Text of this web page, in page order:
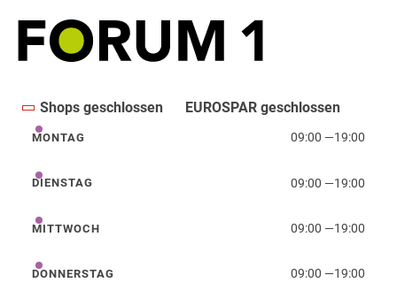
Shops geschlossen EUROSPAR geschlossen
Montag
MONTAG 09:00 —19:00
Dienstag
DIENSTAG 09:00 —19:00
Mittwoch
MITTWOCH 09:00 —19:00
Donnerstag
DONNERSTAG 09:00 —19:00